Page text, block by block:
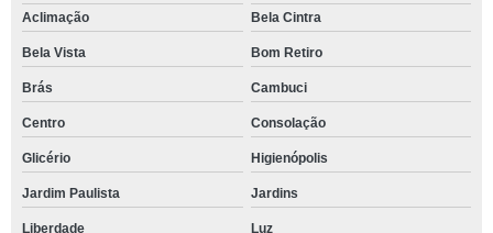
Aclimação
Bela Cintra
Bela Vista Bom Retiro
Brás Cambuci
Centro Consolação
Glicério Higienópolis
Jardim Paulista Jardins
Liberdade Luz